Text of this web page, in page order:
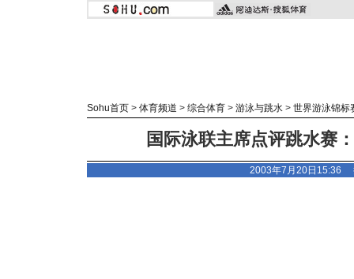
Sohu首页 > 体育频道 > 综合体育 > 游泳与跳水 > 世界游泳锦标
国际泳联主席点评跳水赛
2003年7月20日15:36